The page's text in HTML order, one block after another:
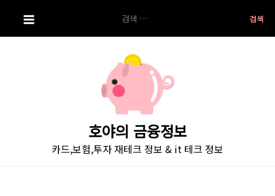
i
색:
호야의 금융정보
카드,보험,투자 재테크 정보 & it 테크 정보